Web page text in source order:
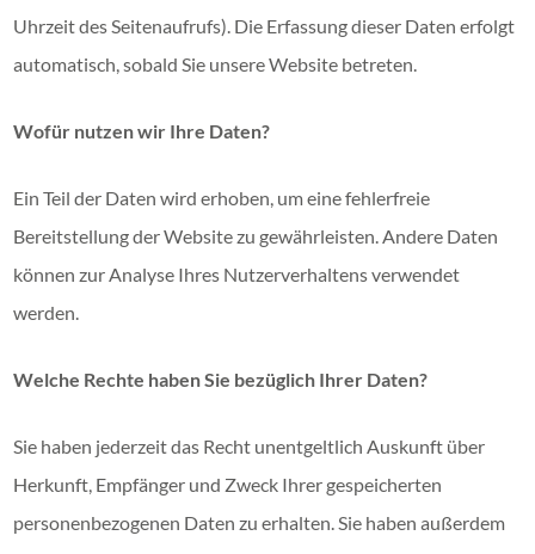
Uhrzeit des Seitenaufrufs). Die Erfassung dieser Daten erfolgt
automatisch, sobald Sie unsere Website betreten.
Wofür nutzen wir Ihre Daten?
Ein Teil der Daten wird erhoben, um eine fehlerfreie
Bereitstellung der Website zu gewährleisten. Andere Daten
können zur Analyse Ihres Nutzerverhaltens verwendet
werden.
Welche Rechte haben Sie bezüglich Ihrer Daten?
Sie haben jederzeit das Recht unentgeltlich Auskunft über
Herkunft, Empfänger und Zweck Ihrer gespeicherten
personenbezogenen Daten zu erhalten. Sie haben außerdem